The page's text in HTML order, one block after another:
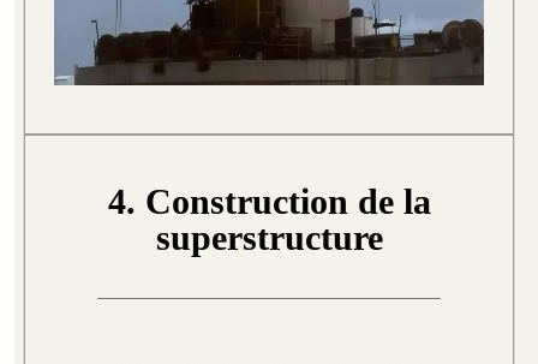
4. Construction de la
superstructure